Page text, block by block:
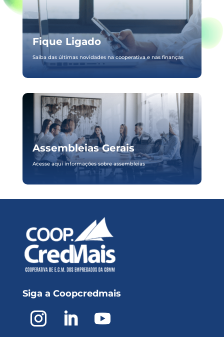
Fique Ligado
Saiba das últimas novidades na cooperativa e nas finanças
Assembleias Gerais
Acesse aqui informações sobre assembleias
Siga a Coopcredmais